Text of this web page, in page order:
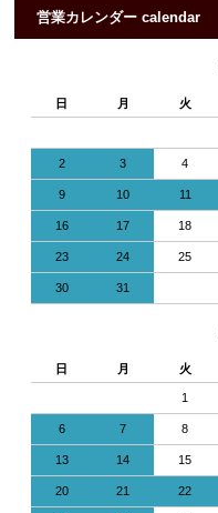
営業カレンダー calendar
日 月 火
2 3 4
9 10 11
16 17 18
23 24 25
30 31
日 月 火
1
6 7 8
13 14 15
20 21 22